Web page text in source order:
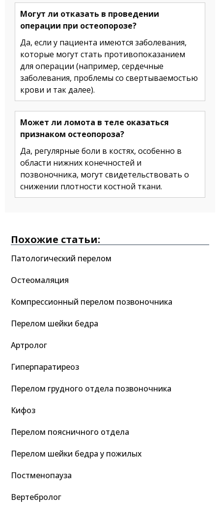
Могут ли отказать в проведении
операции при остеопорозе?
Да, если у пациента имеются заболевания,
которые могут стать противопоказанием
для операции (например, сердечные
заболевания, проблемы со свертываемостью
крови и так далее).
Может ли ломота в теле оказаться
признаком остеопороза?
Да, регулярные боли в костях, особенно в
области нижних конечностей и
позвоночника, могут свидетельствовать о
снижении плотности костной ткани.
Похожие статьи:
Патологический перелом
Остеомаляция
Компрессионный перелом позвоночника
Перелом шейки бедра
Артролог
Гиперпаратиреоз
Перелом грудного отдела позвоночника
Кифоз
Перелом поясничного отдела
Перелом шейки бедра у пожилых
Постменопауза
Вертебролог